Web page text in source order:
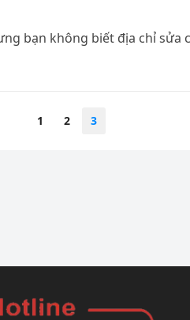
bạn không biết địa chỉ sửa
1 2 3